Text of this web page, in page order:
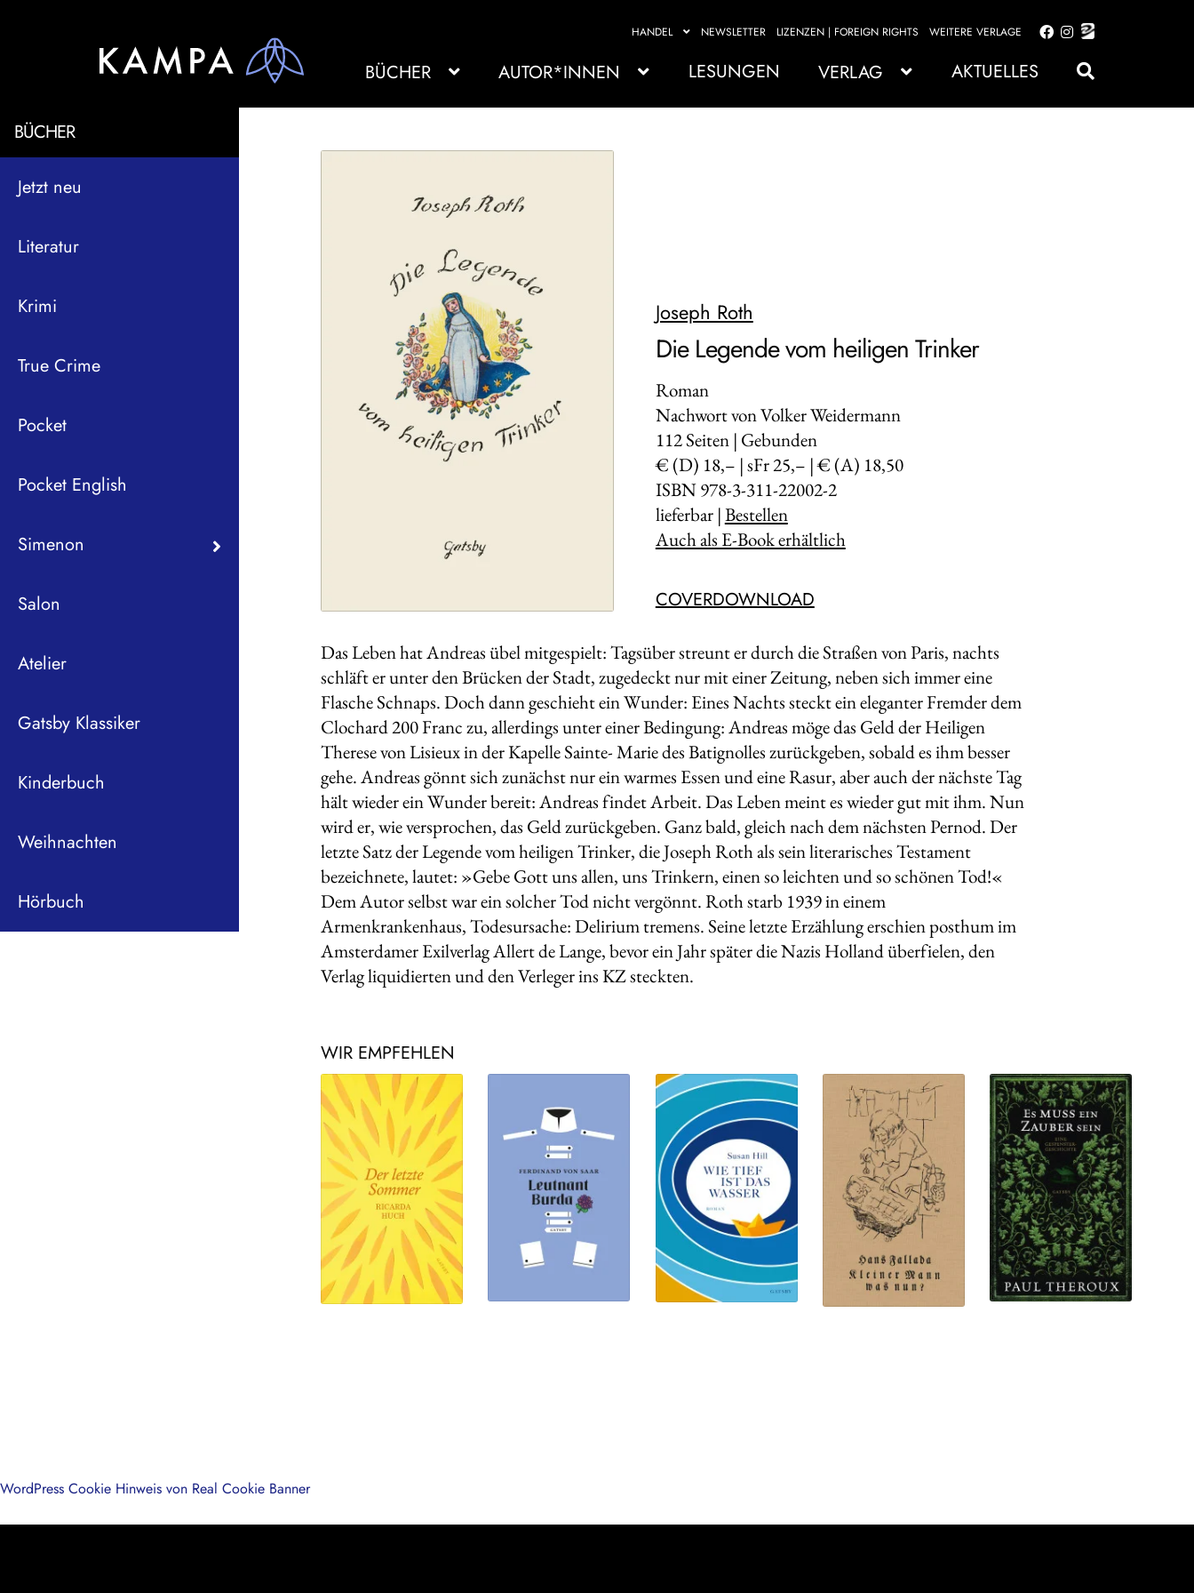
HANDEL NEWSLETTER LIZENZEN | FOREIGN RIGHTS WEITERE VERLAGE
Zur
springen
Zum
springen
BÜCHER AUTOR*INNEN LESUNGEN VERLAG AKTUELLES
BÜCHER
Jetzt neu
Literatur
Krimi
True Crime
Pocket
Pocket English
Simenon
Salon
Atelier
Gatsby Klassiker
Kinderbuch
Weihnachten
Hörbuch
Joseph Roth
Die Legende vom heiligen Trinker
Roman
Nachwort von Volker Weidermann
112Seiten | Gebunden
€ (D) 18,– | sFr 25,– | € (A) 18,50
ISBN 978-3-311-22002-2
lieferbar |Bestellen
Auch als E-Book erhältlich
COVERDOWNLOAD
Das Leben hat Andreas übel mitgespielt: Tagsüber streunt er durch die Straßen von Paris, nachts
schläft er unter den Brücken der Stadt, zugedeckt nur mit einer Zeitung, neben sich immer eine
Flasche Schnaps. Doch dann geschieht ein Wunder: Eines Nachts steckt ein eleganter Fremder dem
Clochard 200 Franc zu, allerdings unter einer Bedingung: Andreas möge das Geld der Heiligen
Therese von Lisieux in der Kapelle Sainte- Marie des Batignolles zurückgeben, sobald es ihm besser
gehe. Andreas gönnt sich zunächst nur ein warmes Essen und eine Rasur, aber auch der nächste Tag
hält wieder ein Wunder bereit: Andreas findet Arbeit. Das Leben meint es wieder gut mit ihm. Nun
wird er, wie versprochen, das Geld zurückgeben. Ganz bald, gleich nach dem nächsten Pernod. Der
letzte Satz der Legende vom heiligen Trinker, die Joseph Roth als sein literarisches Testament
bezeichnete, lautet: »Gebe Gott uns allen, uns Trinkern, einen so leichten und so schönen Tod!«
Dem Autor selbst war ein solcher Tod nicht vergönnt. Roth starb 1939 in einem
Armenkrankenhaus, Todesursache: Delirium tremens. Seine letzte Erzählung erschien posthum im
Amsterdamer Exilverlag Allert de Lange, bevor ein Jahr später die Nazis Holland überfielen, den
Verlag liquidierten und den Verleger ins KZ steckten.
WIR EMPFEHLEN
WordPress Cookie Hinweis von Real Cookie Banner